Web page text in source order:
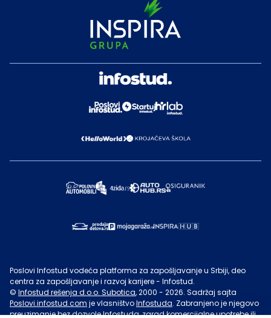
Poslovi Infostud vodeća platforma za zapošljavanje u Srbiji, deo
centra za zapošljavanje i razvoj karijere - Infostud.
© Infostud rešenja d.o.o. Subotica, 2000 - 2026. Sadržaj sajta
Poslovi.infostud.com je vlasništvoInfostuda. Zabranjeno je njegovo
preuzimanje bez dozvoleInfostuda, zarad komercijalne upotrebe ili